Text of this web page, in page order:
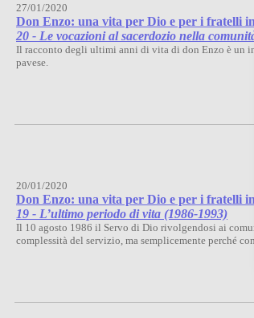
27/01/2020
Don Enzo: una vita per Dio e per i fratelli
20 - Le vocazioni al sacerdozio nella
Il racconto degli ultimi anni di vita di don Enzo è un
pavese.
20/01/2020
Don Enzo: una vita per Dio e per i fratelli
19 - L’ultimo periodo di vita (1986-1993)
Il 10 agosto 1986 il Servo di Dio rivolgendosi ai
complessità del servizio, ma semplicemente perché